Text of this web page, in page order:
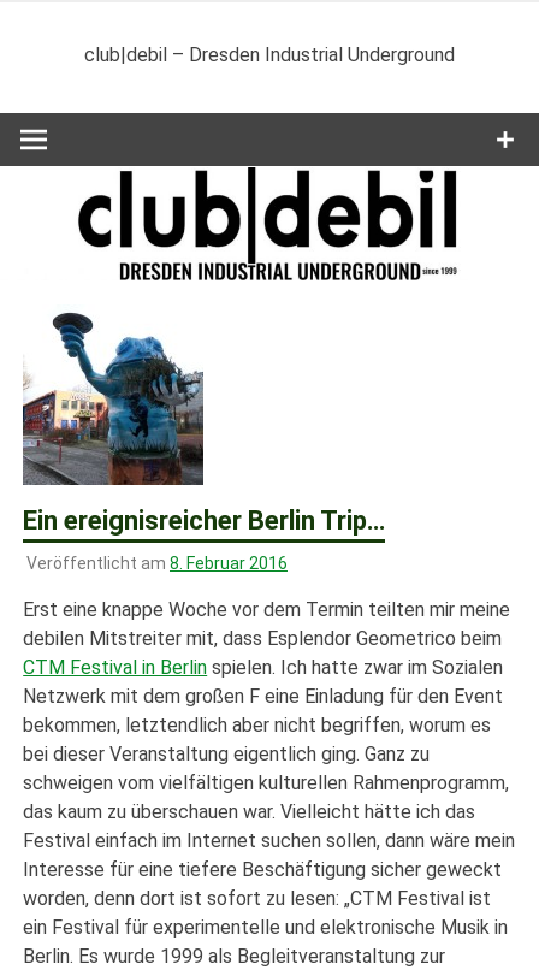
club|debil – Dresden Industrial Underground
Ein ereignisreicher Berlin Trip…
Veröffentlicht am 8. Februar 2016
Erst eine knappe Woche vor dem Termin teilten mir meine
debilen Mitstreiter mit, dass Esplendor Geometrico beim
CTM Festival in Berlin spielen. Ich hatte zwar im Sozialen
Netzwerk mit dem großen F eine Einladung für den Event
bekommen, letztendlich aber nicht begriffen, worum es
bei dieser Veranstaltung eigentlich ging. Ganz zu
schweigen vom vielfältigen kulturellen Rahmenprogramm,
das kaum zu überschauen war. Vielleicht hätte ich das
Festival einfach im Internet suchen sollen, dann wäre mein
Interesse für eine tiefere Beschäftigung sicher geweckt
worden, denn dort ist sofort zu lesen: „CTM Festival ist
ein Festival für experimentelle und elektronische Musik in
Berlin. Es wurde 1999 als Begleitveranstaltung zur